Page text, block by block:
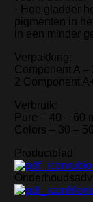
· Hoe gladder
pigmenten in
in een minder
Verpakking:
Component A –
2 Component
Verbruik:
Pure – 40 – 60
Colors – 30 –
Productblad